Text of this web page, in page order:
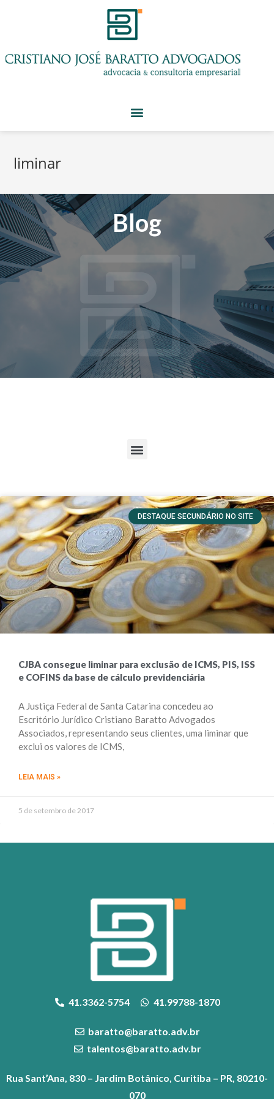
liminar
Blog
DESTAQUE SECUNDÁRIO NO SITE
CJBA consegue liminar para exclusão de ICMS, PIS, ISS
e COFINS da base de cálculo previdenciária
A Justiça Federal de Santa Catarina concedeu ao
Escritório Jurídico Cristiano Baratto Advogados
Associados, representando seus clientes, uma liminar que
exclui os valores de ICMS,
LEIA MAIS »
5 de setembro de 2017
41.3362-5754 41.99788-1870
baratto@baratto.adv.br
talentos@baratto.adv.br
Rua Sant’Ana, 830 – Jardim Botânico, Curitiba – PR, 80210-
070